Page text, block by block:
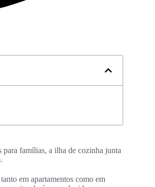
para famílias, a ilha de cozinha junta
em apartamentos como em